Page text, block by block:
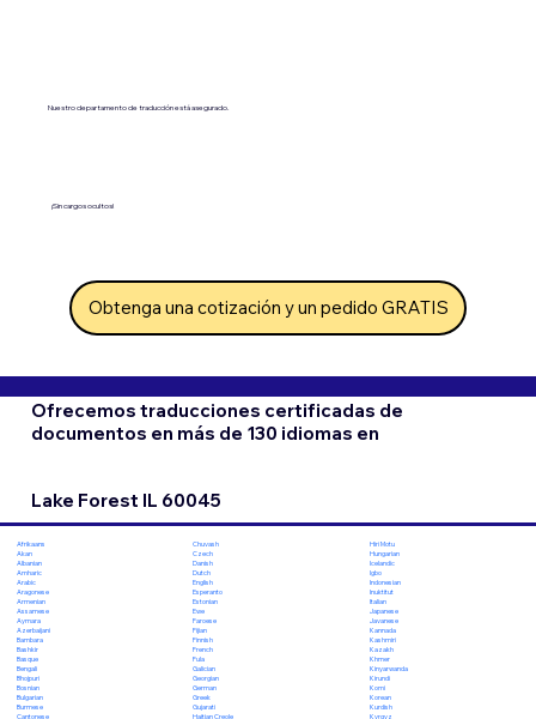
Nuestro departamento de traducción está asegurado.
¡Sin cargos ocultos!
Obtenga una cotización y un pedido GRATIS
Ofrecemos traducciones certificadas de
documentos en más de 130 idiomas en
Lake Forest IL 60045
Afrikaans
Akan
Albanian
Amharic
Arabic
Aragonese
Armenian
Assamese
Aymara
Azerbaijani
Bambara
Bashkir
Basque
Bengali
Bhojpuri
Bosnian
Bulgarian
Burmese
Cantonese
Chuvash
Czech
Danish
Dutch
English
Esperanto
Estonian
Ewe
Faroese
Fijian
Finnish
French
Fula
Galician
Georgian
German
Greek
Gujarati
Haitian Creole
Hiri Motu
Hungarian
Icelandic
Igbo
Indonesian
Inuktitut
Italian
Japanese
Javanese
Kannada
Kashmiri
Kazakh
Khmer
Kinyarwanda
Kirundi
Komi
Korean
Kurdish
Kyrgyz